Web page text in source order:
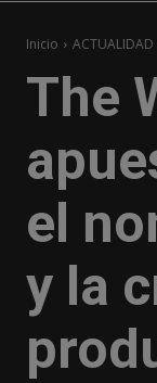
Inicio ACTUALIDAD
The
el
y la